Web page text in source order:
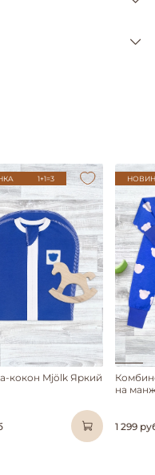
1+1=3
кокон Mjölk Яркий
на
1 299